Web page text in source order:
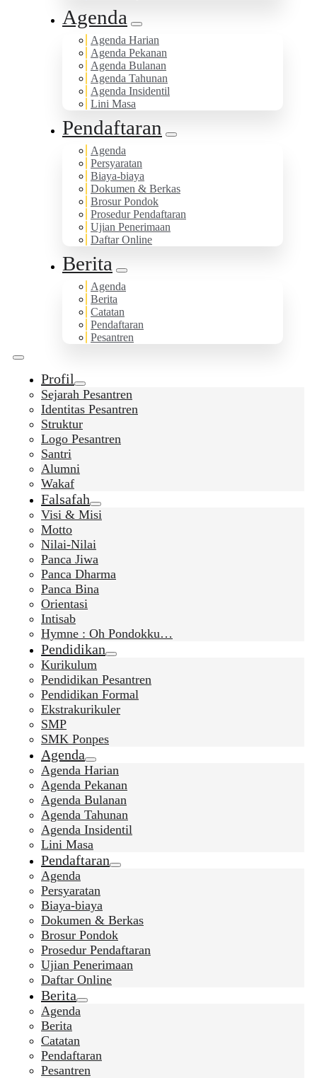
Agenda
Agenda Harian
Agenda Pekanan
Agenda Bulanan
Agenda Tahunan
Agenda Insidentil
Lini Masa
Pendaftaran
Agenda
Persyaratan
Biaya-biaya
Dokumen & Berkas
Brosur Pondok
Prosedur Pendaftaran
Ujian Penerimaan
Daftar Online
Berita
Agenda
Berita
Catatan
Pendaftaran
Pesantren
Profil
Sejarah Pesantren
Identitas Pesantren
Struktur
Logo Pesantren
Santri
Alumni
Wakaf
Falsafah
Visi & Misi
Motto
Nilai-Nilai
Panca Jiwa
Panca Dharma
Panca Bina
Orientasi
Intisab
Hymne : Oh Pondokku…
Pendidikan
Kurikulum
Pendidikan Pesantren
Pendidikan Formal
Ekstrakurikuler
SMP
SMK Ponpes
Agenda
Agenda Harian
Agenda Pekanan
Agenda Bulanan
Agenda Tahunan
Agenda Insidentil
Lini Masa
Pendaftaran
Agenda
Persyaratan
Biaya-biaya
Dokumen & Berkas
Brosur Pondok
Prosedur Pendaftaran
Ujian Penerimaan
Daftar Online
Berita
Agenda
Berita
Catatan
Pendaftaran
Pesantren